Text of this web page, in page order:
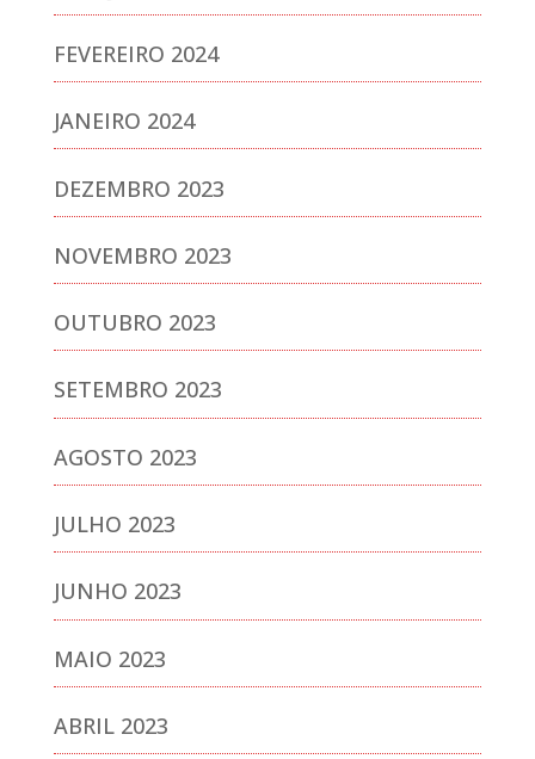
FEVEREIRO 2024
JANEIRO 2024
DEZEMBRO 2023
NOVEMBRO 2023
OUTUBRO 2023
SETEMBRO 2023
AGOSTO 2023
JULHO 2023
JUNHO 2023
MAIO 2023
ABRIL 2023